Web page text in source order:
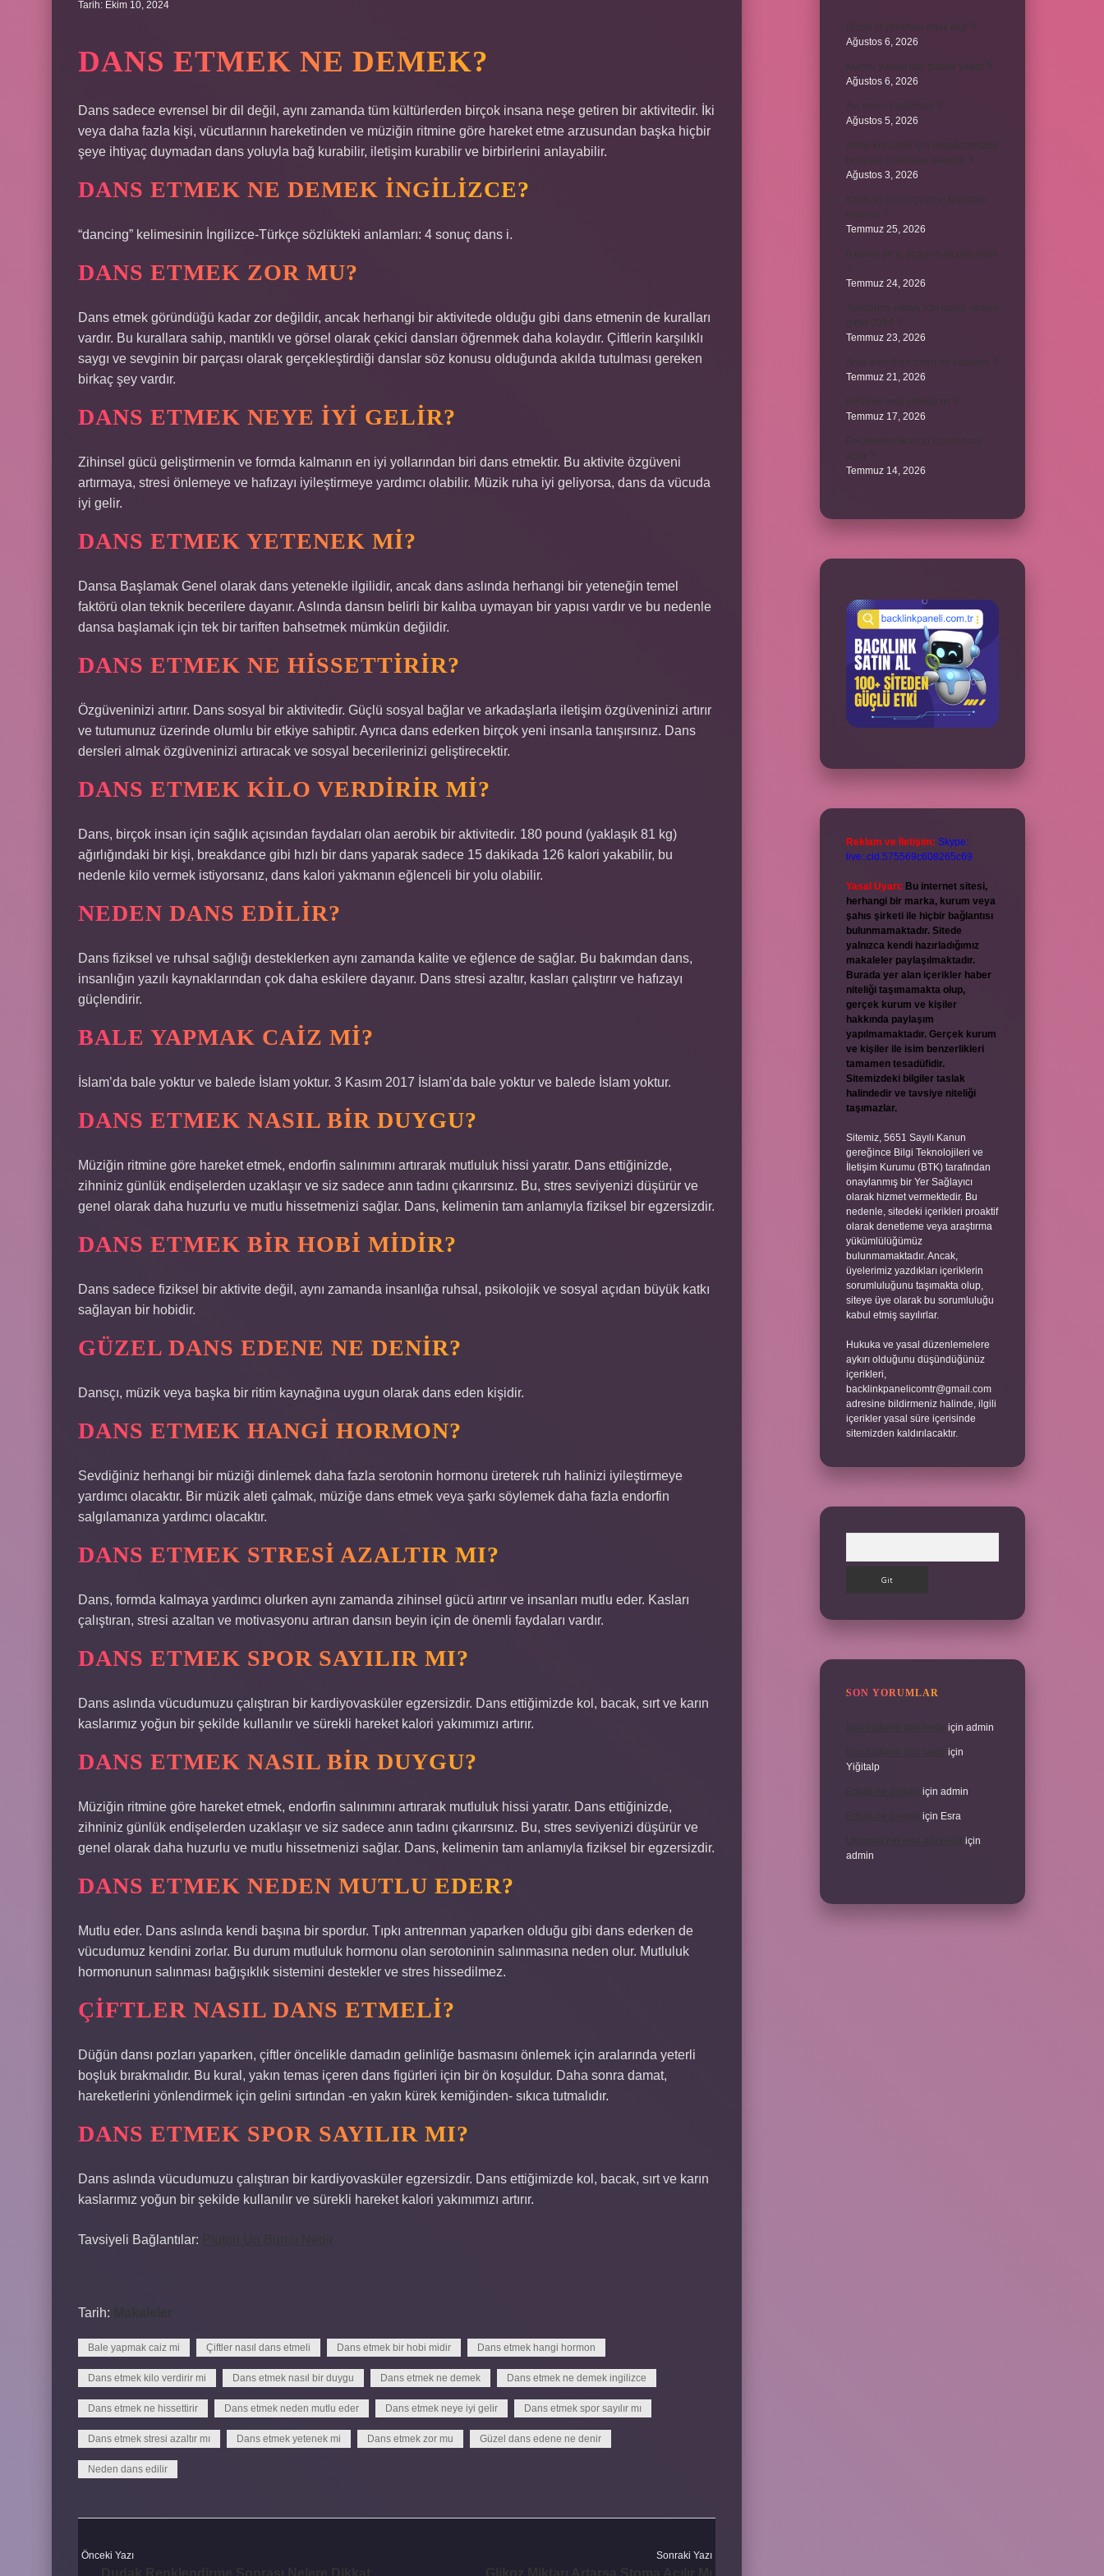
Tarih: Ekim 10, 2024
DANS ETMEK NE DEMEK?
Dans sadece evrensel bir dil değil, aynı zamanda tüm kültürlerden birçok insana neşe getiren bir aktivitedir. İki
veya daha fazla kişi, vücutlarının hareketinden ve müziğin ritmine göre hareket etme arzusundan başka hiçbir
şeye ihtiyaç duymadan dans yoluyla bağ kurabilir, iletişim kurabilir ve birbirlerini anlayabilir.
DANS ETMEK NE DEMEK INGILIZCE?
“dancing” kelimesinin İngilizce-Türkçe sözlükteki anlamları: 4 sonuç dans i.
DANS ETMEK ZOR MU?
Dans etmek göründüğü kadar zor değildir, ancak herhangi bir aktivitede olduğu gibi dans etmenin de kuralları
vardır. Bu kurallara sahip, mantıklı ve görsel olarak çekici dansları öğrenmek daha kolaydır. Çiftlerin karşılıklı
saygı ve sevginin bir parçası olarak gerçekleştirdiği danslar söz konusu olduğunda akılda tutulması gereken
birkaç şey vardır.
DANS ETMEK NEYE IYI GELIR?
Zihinsel gücü geliştirmenin ve formda kalmanın en iyi yollarından biri dans etmektir. Bu aktivite özgüveni
artırmaya, stresi önlemeye ve hafızayı iyileştirmeye yardımcı olabilir. Müzik ruha iyi geliyorsa, dans da vücuda
iyi gelir.
DANS ETMEK YETENEK MI?
Dansa Başlamak Genel olarak dans yetenekle ilgilidir, ancak dans aslında herhangi bir yeteneğin temel
faktörü olan teknik becerilere dayanır. Aslında dansın belirli bir kalıba uymayan bir yapısı vardır ve bu nedenle
dansa başlamak için tek bir tariften bahsetmek mümkün değildir.
DANS ETMEK NE HISSETTIRIR?
Özgüveninizi artırır. Dans sosyal bir aktivitedir. Güçlü sosyal bağlar ve arkadaşlarla iletişim özgüveninizi artırır
ve tutumunuz üzerinde olumlu bir etkiye sahiptir. Ayrıca dans ederken birçok yeni insanla tanışırsınız. Dans
dersleri almak özgüveninizi artıracak ve sosyal becerilerinizi geliştirecektir.
DANS ETMEK KILO VERDIRIR MI?
Dans, birçok insan için sağlık açısından faydaları olan aerobik bir aktivitedir. 180 pound (yaklaşık 81 kg)
ağırlığındaki bir kişi, breakdance gibi hızlı bir dans yaparak sadece 15 dakikada 126 kalori yakabilir, bu
nedenle kilo vermek istiyorsanız, dans kalori yakmanın eğlenceli bir yolu olabilir.
NEDEN DANS EDILIR?
Dans fiziksel ve ruhsal sağlığı desteklerken aynı zamanda kalite ve eğlence de sağlar. Bu bakımdan dans,
insanlığın yazılı kaynaklarından çok daha eskilere dayanır. Dans stresi azaltır, kasları çalıştırır ve hafızayı
güçlendirir.
BALE YAPMAK CAIZ MI?
İslam’da bale yoktur ve balede İslam yoktur. 3 Kasım 2017 İslam’da bale yoktur ve balede İslam yoktur.
DANS ETMEK NASIL BIR DUYGU?
Müziğin ritmine göre hareket etmek, endorfin salınımını artırarak mutluluk hissi yaratır. Dans ettiğinizde,
zihniniz günlük endişelerden uzaklaşır ve siz sadece anın tadını çıkarırsınız. Bu, stres seviyenizi düşürür ve
genel olarak daha huzurlu ve mutlu hissetmenizi sağlar. Dans, kelimenin tam anlamıyla fiziksel bir egzersizdir.
DANS ETMEK BIR HOBI MIDIR?
Dans sadece fiziksel bir aktivite değil, aynı zamanda insanlığa ruhsal, psikolojik ve sosyal açıdan büyük katkı
sağlayan bir hobidir.
GÜZEL DANS EDENE NE DENIR?
Dansçı, müzik veya başka bir ritim kaynağına uygun olarak dans eden kişidir.
DANS ETMEK HANGI HORMON?
Sevdiğiniz herhangi bir müziği dinlemek daha fazla serotonin hormonu üreterek ruh halinizi iyileştirmeye
yardımcı olacaktır. Bir müzik aleti çalmak, müziğe dans etmek veya şarkı söylemek daha fazla endorfin
salgılamanıza yardımcı olacaktır.
DANS ETMEK STRESI AZALTIR MI?
Dans, formda kalmaya yardımcı olurken aynı zamanda zihinsel gücü artırır ve insanları mutlu eder. Kasları
çalıştıran, stresi azaltan ve motivasyonu artıran dansın beyin için de önemli faydaları vardır.
DANS ETMEK SPOR SAYILIR MI?
Dans aslında vücudumuzu çalıştıran bir kardiyovasküler egzersizdir. Dans ettiğimizde kol, bacak, sırt ve karın
kaslarımız yoğun bir şekilde kullanılır ve sürekli hareket kalori yakımımızı artırır.
DANS ETMEK NASIL BIR DUYGU?
Müziğin ritmine göre hareket etmek, endorfin salınımını artırarak mutluluk hissi yaratır. Dans ettiğinizde,
zihniniz günlük endişelerden uzaklaşır ve siz sadece anın tadını çıkarırsınız. Bu, stres seviyenizi düşürür ve
genel olarak daha huzurlu ve mutlu hissetmenizi sağlar. Dans, kelimenin tam anlamıyla fiziksel bir egzersizdir.
DANS ETMEK NEDEN MUTLU EDER?
Mutlu eder. Dans aslında kendi başına bir spordur. Tıpkı antrenman yaparken olduğu gibi dans ederken de
vücudumuz kendini zorlar. Bu durum mutluluk hormonu olan serotoninin salınmasına neden olur. Mutluluk
hormonunun salınması bağışıklık sistemini destekler ve stres hissedilmez.
ÇIFTLER NASIL DANS ETMELI?
Düğün dansı pozları yaparken, çiftler öncelikle damadın gelinliğe basmasını önlemek için aralarında yeterli
boşluk bırakmalıdır. Bu kural, yakın temas içeren dans figürleri için bir ön koşuldur. Daha sonra damat,
hareketlerini yönlendirmek için gelini sırtından -en yakın kürek kemiğinden- sıkıca tutmalıdır.
DANS ETMEK SPOR SAYILIR MI?
Dans aslında vücudumuzu çalıştıran bir kardiyovasküler egzersizdir. Dans ettiğimizde kol, bacak, sırt ve karın
kaslarımız yoğun bir şekilde kullanılır ve sürekli hareket kalori yakımımızı artırır.
Tavsiyeli Bağlantılar: Plüton Un Burcu Nedir
Tarih: Makaleler
Bale yapmak caiz mi Çiftler nasıl dans etmeli Dans etmek bir hobi midir Dans etmek hangi hormon
Dans etmek kilo verdirir mi Dans etmek nasıl bir duygu Dans etmek ne demek Dans etmek ne demek ingilizce
Dans etmek ne hissettirir Dans etmek neden mutlu eder Dans etmek neye iyi gelir Dans etmek spor sayılır mı
Dans etmek stresi azaltır mı Dans etmek yetenek mi Dans etmek zor mu Güzel dans edene ne denir
Neden dans edilir
Önceki Yazı Sonraki Yazı
Dizde lif yırtılması nasıl olur ?
Ağustos 6, 2026
Kumru yuvayı kaç günde yapar ?
Ağustos 6, 2026
Ağustos 5, 2026
bulunan maddeler nelerdir ?
Ağustos 3, 2026
Temmuz 25, 2026
6 genin bir iç açısının ölçüsü nedir
Temmuz 24, 2026
Temmuz 23, 2026
Temmuz 21, 2026
Temmuz 17, 2026
Temmuz 14, 2026
Reklam ve İletişim: Skype:
live:.cid.575569c608265c69
Yasal Uyarı: Bu internet sitesi,
herhangi bir marka, kurum veya
şahıs şirketi ile hiçbir bağlantısı
bulunmamaktadır. Sitede
yalnızca kendi hazırladığımız
makaleler paylaşılmaktadır.
Burada yer alan içerikler haber
niteliği taşımamakta olup,
gerçek kurum ve kişiler
hakkında paylaşım
yapılmamaktadır. Gerçek kurum
ve kişiler ile isim benzerlikleri
tamamen tesadüfidir.
Sitemizdeki bilgiler taslak
halindedir ve tavsiye niteliği
taşımazlar.
Sitemiz, 5651 Sayılı Kanun
gereğince Bilgi Teknolojileri ve
İletişim Kurumu (BTK) tarafından
onaylanmış bir Yer Sağlayıcı
olarak hizmet vermektedir. Bu
nedenle, sitedeki içerikleri proaktif
olarak denetleme veya araştırma
yükümlülüğümüz
bulunmamaktadır. Ancak,
üyelerimiz yazdıkları içeriklerin
sorumluluğunu taşımakta olup,
siteye üye olarak bu sorumluluğu
kabul etmiş sayılırlar.
Hukuka ve yasal düzenlemelere
aykırı olduğunu düşündüğünüz
içerikleri,
backlinkpanelicomtr@gmail.com
adresine bildirmeniz halinde, ilgili
içerikler yasal süre içerisinde
sitemizden kaldırılacaktır.
SON YORUMLAR
için admin
için
Yiğitalp
için admin
için Esra
için
admin